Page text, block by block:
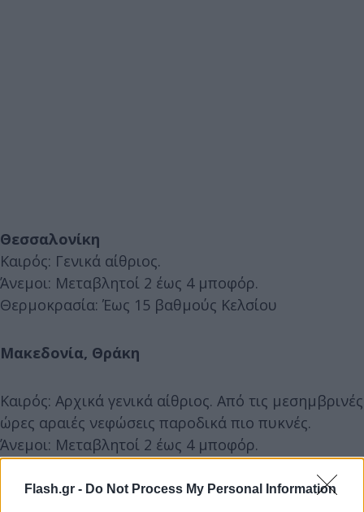
Flash.gr - Do Not Process My Personal Information
Θεσσαλονίκη
Καιρός: Γενικά αίθριος.
Άνεμοι: Μεταβλητοί 2 έως 4 μποφόρ.
Θερμοκρασία: Έως 15 βαθμούς Κελσίου
Μακεδονία, Θράκη
Καιρός: Αρχικά γενικά αίθριος. Από τις μεσημβρινές
ώρες αραιές νεφώσεις παροδικά πιο πυκνές.
Άνεμοι: Μεταβλητοί 2 έως 4 μποφόρ.
Θερμοκρασία: Από 02 έως 16 με 17 βαθμούς
Κελσίου. Στη δυτική Μακεδονία 2 με 3 βαθμούς